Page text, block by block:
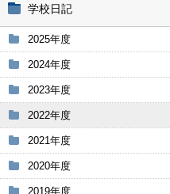
学校日記
2025年度
2024年度
2023年度
2022年度
2021年度
2020年度
2019年度